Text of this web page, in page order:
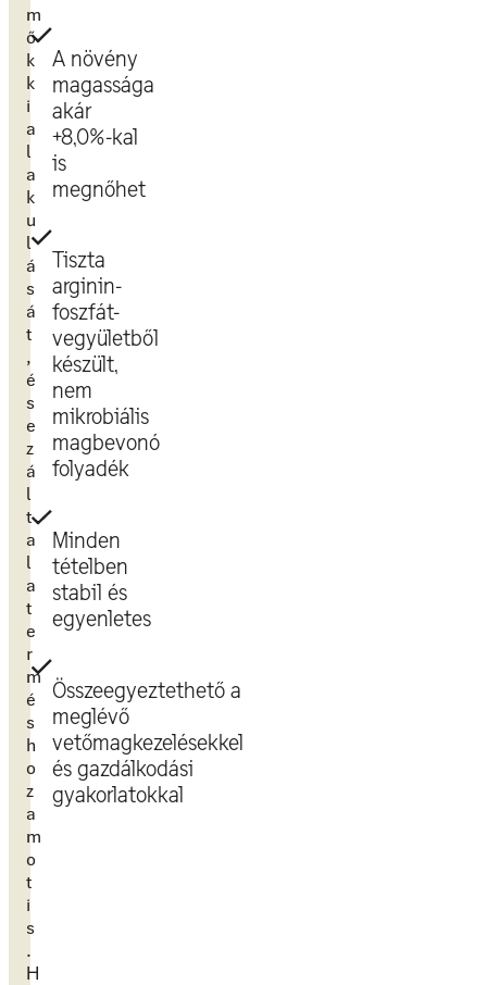
m
ő
k
k
i
a
l
a
k
u
l
á
s
á
t
,
é
s
e
z
á
l
t
a
l
a
t
e
r
m
é
s
h
o
z
a
m
o
t
i
s
.
H
A növény
magassága
akár
+8,0%-kal
is
megnőhet
Tiszta
arginin-
foszfát-
vegyületből
készült,
nem
mikrobiális
magbevonó
folyadék
Minden
tételben
stabil és
egyenletes
Összeegyeztethető a
meglévő
vetőmagkezelésekkel
és gazdálkodási
gyakorlatokkal